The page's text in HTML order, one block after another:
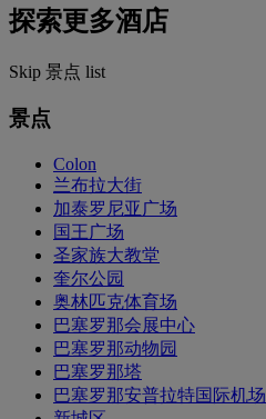
探索更多酒店
Skip 景点 list
景点
Colon
兰布拉大街
加泰罗尼亚广场
国王广场
圣家族大教堂
奎尔公园
奥林匹克体育场
巴塞罗那会展中心
巴塞罗那动物园
巴塞罗那塔
巴塞罗那安普拉特国际机场